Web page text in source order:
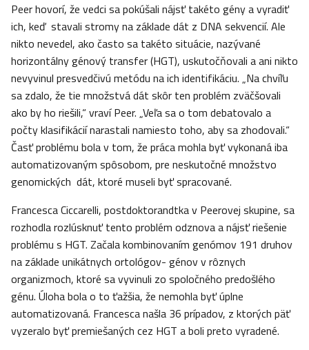
Peer hovorí, že vedci sa pokúšali nájsť takéto gény a vyradiť
ich, keď stavali stromy na základe dát z DNA sekvencií. Ale
nikto nevedel, ako často sa takéto situácie, nazývané
horizontálny génový transfer (HGT), uskutočňovali a ani nikto
nevyvinul presvedčivú metódu na ich identifikáciu. „Na chvíľu
sa zdalo, že tie množstvá dát skôr ten problém zväčšovali
ako by ho riešili,“ vraví Peer. „Veľa sa o tom debatovalo a
počty klasifikácií narastali namiesto toho, aby sa zhodovali.“
Časť problému bola v tom, že práca mohla byť vykonaná iba
automatizovaným spôsobom, pre neskutočné množstvo
genomických dát, ktoré museli byť spracované.
Francesca Ciccarelli, postdoktorandtka v Peerovej skupine, sa
rozhodla rozlúsknuť tento problém odznova a nájsť riešenie
problému s HGT. Začala kombinovaním genómov 191 druhov
na základe unikátnych ortológov- génov v rôznych
organizmoch, ktoré sa vyvinuli zo spoločného predošlého
génu. Úloha bola o to ťažšia, že nemohla byť úplne
automatizovaná. Francesca našla 36 prípadov, z ktorých päť
vyzeralo byť premiešaných cez HGT a boli preto vyradené.